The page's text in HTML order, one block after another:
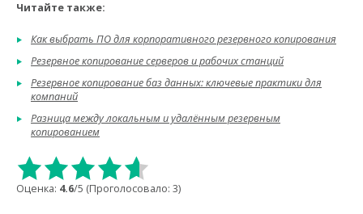
Читайте также:
Как выбрать ПО для корпоративного резервного копирования
Резервное копирование серверов и рабочих станций
Резервное копирование баз данных: ключевые практики для
компаний
Разница между локальным и удалённым резервным
копированием
Оценка: 4.6/5 (Проголосовало: 3)